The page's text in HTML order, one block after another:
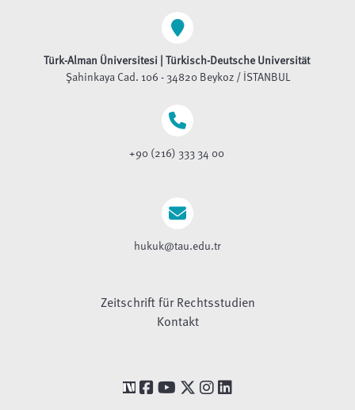
Türk-Alman Üniversitesi | Türkisch-Deutsche Universität
Şahinkaya Cad. 106 - 34820 Beykoz / İSTANBUL
+90 (216) 333 34 00
hukuk@tau.edu.tr
Zeitschrift für Rechtsstudien
Kontakt